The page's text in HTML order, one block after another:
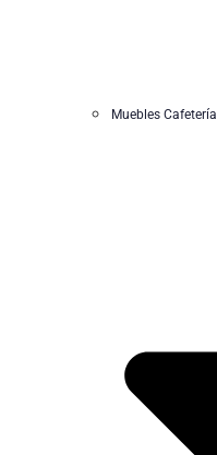
Muebles Cafetería